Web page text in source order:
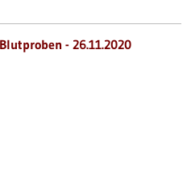
- 26.11.2020